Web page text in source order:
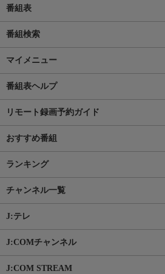
番組表
番組検索
マイメニュー
番組表ヘルプ
リモート録画予約ガイド
おすすめ番組
ランキング
チャンネル一覧
J:テレ
J:COMチャンネル
J:COM STREAM